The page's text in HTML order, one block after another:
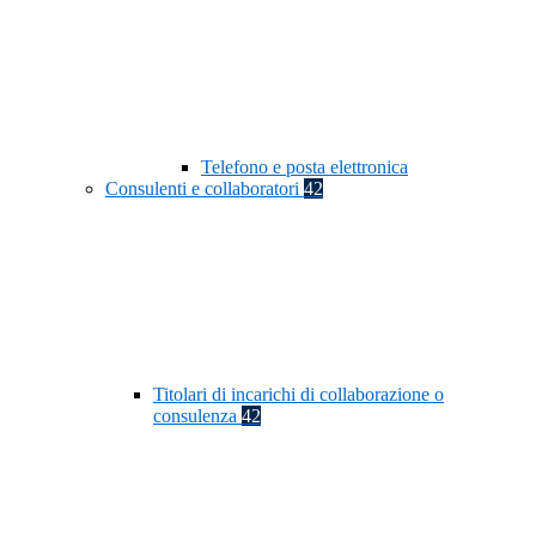
Telefono e posta elettronica
Consulenti e collaboratori 42
Titolari di incarichi di collaborazione o
consulenza 42